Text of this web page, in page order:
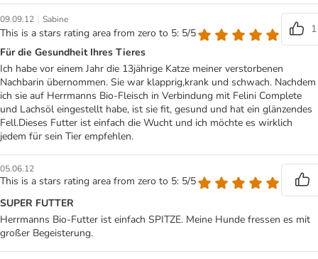
09.09.12 | Sabine
This is a stars rating area from zero to 5: 5/5
1
Für die Gesundheit Ihres Tieres
Ich habe vor einem Jahr die 13jährige Katze meiner verstorbenen
Nachbarin übernommen. Sie war klapprig,krank und schwach. Nachdem
ich sie auf Herrmanns Bio-Fleisch in Verbindung mit Felini Complete
und Lachsöl eingestellt habe, ist sie fit, gesund und hat ein glänzendes
Fell.Dieses Futter ist einfach die Wucht und ich möchte es wirklich
jedem für sein Tier empfehlen.
05.06.12
This is a stars rating area from zero to 5: 5/5
SUPER FUTTER
Herrmanns Bio-Futter ist einfach SPITZE. Meine Hunde fressen es mit
großer Begeisterung.